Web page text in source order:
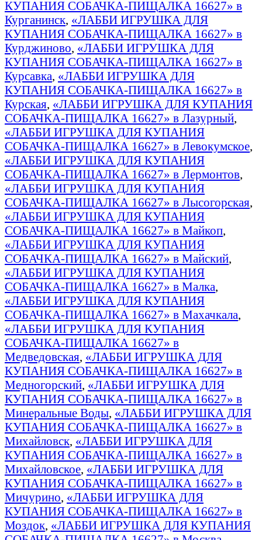
КУПАНИЯ СОБАЧКА-ПИЩАЛКА 16627» в
Курганинск, «ЛАББИ ИГРУШКА ДЛЯ
КУПАНИЯ СОБАЧКА-ПИЩАЛКА 16627» в
Курджиново, «ЛАББИ ИГРУШКА ДЛЯ
КУПАНИЯ СОБАЧКА-ПИЩАЛКА 16627» в
Курсавка, «ЛАББИ ИГРУШКА ДЛЯ
КУПАНИЯ СОБАЧКА-ПИЩАЛКА 16627» в
Курская, «ЛАББИ ИГРУШКА ДЛЯ КУПАНИЯ
СОБАЧКА-ПИЩАЛКА 16627» в Лазурный,
«ЛАББИ ИГРУШКА ДЛЯ КУПАНИЯ
СОБАЧКА-ПИЩАЛКА 16627» в Левокумское,
«ЛАББИ ИГРУШКА ДЛЯ КУПАНИЯ
СОБАЧКА-ПИЩАЛКА 16627» в Лермонтов,
«ЛАББИ ИГРУШКА ДЛЯ КУПАНИЯ
СОБАЧКА-ПИЩАЛКА 16627» в Лысогорская,
«ЛАББИ ИГРУШКА ДЛЯ КУПАНИЯ
СОБАЧКА-ПИЩАЛКА 16627» в Майкоп,
«ЛАББИ ИГРУШКА ДЛЯ КУПАНИЯ
СОБАЧКА-ПИЩАЛКА 16627» в Майский,
«ЛАББИ ИГРУШКА ДЛЯ КУПАНИЯ
СОБАЧКА-ПИЩАЛКА 16627» в Малка,
«ЛАББИ ИГРУШКА ДЛЯ КУПАНИЯ
СОБАЧКА-ПИЩАЛКА 16627» в Махачкала,
«ЛАББИ ИГРУШКА ДЛЯ КУПАНИЯ
СОБАЧКА-ПИЩАЛКА 16627» в
Медведовская, «ЛАББИ ИГРУШКА ДЛЯ
КУПАНИЯ СОБАЧКА-ПИЩАЛКА 16627» в
Медногорский, «ЛАББИ ИГРУШКА ДЛЯ
КУПАНИЯ СОБАЧКА-ПИЩАЛКА 16627» в
Минеральные Воды, «ЛАББИ ИГРУШКА ДЛЯ
КУПАНИЯ СОБАЧКА-ПИЩАЛКА 16627» в
Михайловск, «ЛАББИ ИГРУШКА ДЛЯ
КУПАНИЯ СОБАЧКА-ПИЩАЛКА 16627» в
Михайловское, «ЛАББИ ИГРУШКА ДЛЯ
КУПАНИЯ СОБАЧКА-ПИЩАЛКА 16627» в
Мичурино, «ЛАББИ ИГРУШКА ДЛЯ
КУПАНИЯ СОБАЧКА-ПИЩАЛКА 16627» в
Моздок, «ЛАББИ ИГРУШКА ДЛЯ КУПАНИЯ